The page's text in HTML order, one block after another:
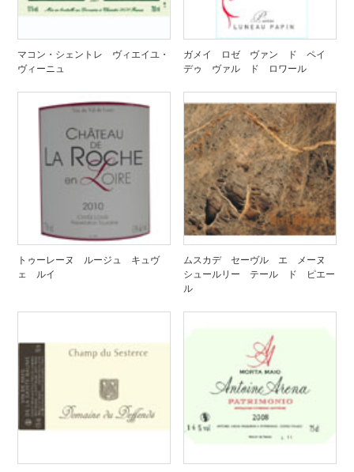
マコン・シェントレ ヴィエイユ・
ヴィーニュ
ガメイ ロゼ ヴァン ド ペイ
デゥ ヴァル ド ロワール
トゥーレーヌ ルージュ キュヴ
ェ ルイ
ムスカデ セーヴル エ メーヌ
シュールリー テール ド ピエー
ル